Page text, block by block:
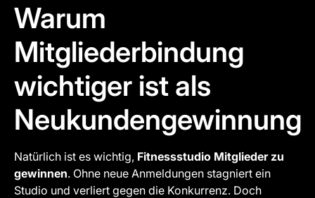
Warum
Mitgliederbindung
wichtiger ist als
Neukundengewinnung
Natürlich ist es wichtig, Fitnessstudio Mitglieder zu
gewinnen. Ohne neue Anmeldungen stagniert ein
Studio und verliert gegen die Konkurrenz. Doch